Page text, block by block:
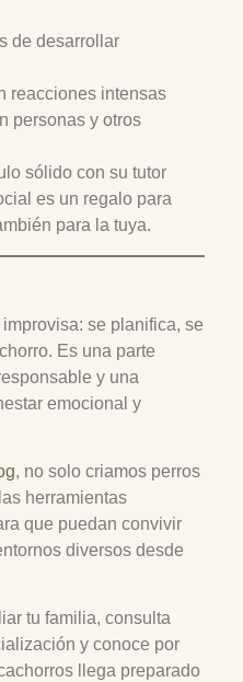
de desarrollar
reacciones intensas
personas y otros
sólido con su tutor
es un regalo para
para la tuya.
se planifica, se
Es una parte
y una
emocional y
, no solo criamos perros
herramientas
que puedan convivir
diversos desde
tu familia, consulta
y conoce por
llega preparado